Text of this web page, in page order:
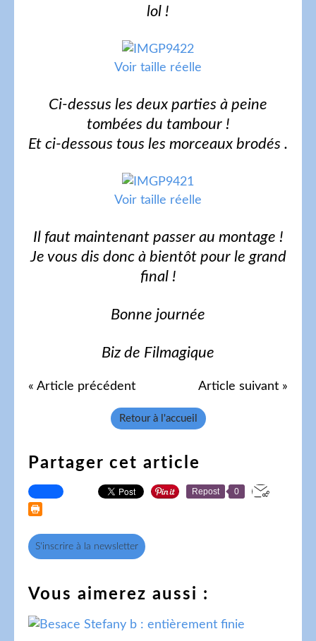
lol !
Voir taille réelle
Ci-dessus les deux parties à peine
tombées du tambour !
Et ci-dessous tous les morceaux brodés .
Voir taille réelle
Il faut maintenant passer au montage !
Je vous dis donc à bientôt pour le grand
final !
Bonne journée
Biz de Filmagique
« Article précédent Article suivant »
Retour à l'accueil
Partager cet article
Repost 0
S'inscrire à la newsletter
Vous aimerez aussi :